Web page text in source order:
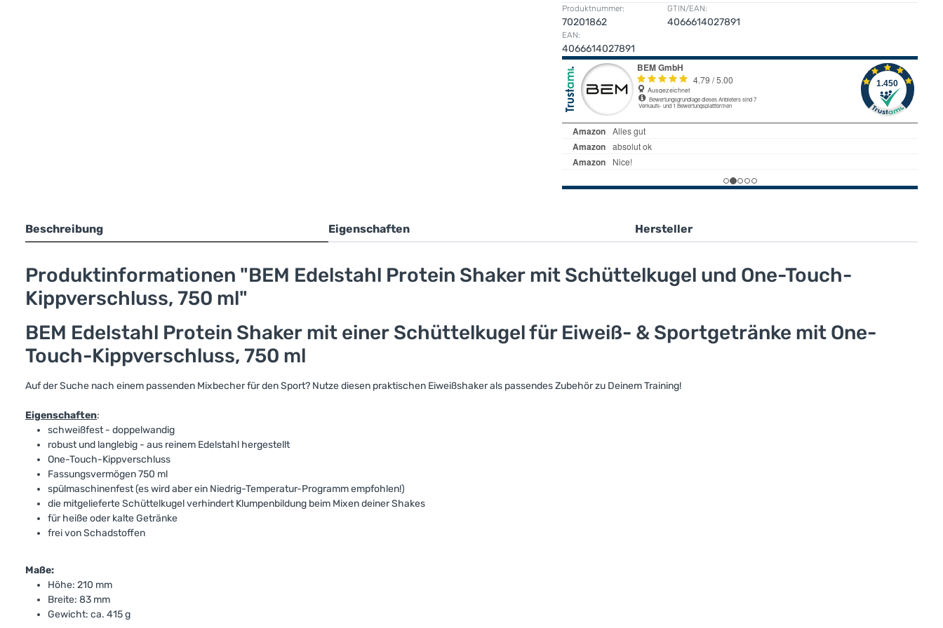
Produktnummer:
70201862
GTIN/EAN:
4066614027891
EAN:
4066614027891
Beschreibung Eigenschaften Hersteller
Produktinformationen "BEM Edelstahl Protein Shaker mit Schüttelkugel und One-Touch-
Kippverschluss, 750 ml"
BEM Edelstahl Protein Shaker mit einer Schüttelkugel für Eiweiß- & Sportgetränke mit One-
Touch-Kippverschluss, 750 ml
Auf der Suche nach einem passenden Mixbecher für den Sport? Nutze diesen praktischen Eiweißshaker als passendes Zubehör zu Deinem Training!
Eigenschaften:
schweißfest - doppelwandig
robust und langlebig - aus reinem Edelstahl hergestellt
One-Touch-Kippverschluss
Fassungsvermögen 750 ml
spülmaschinenfest (es wird aber ein Niedrig-Temperatur-Programm empfohlen!)
die mitgelieferte Schüttelkugel verhindert Klumpenbildung beim Mixen deiner Shakes
für heiße oder kalte Getränke
frei von Schadstoffen
Maße:
Höhe: 210 mm
Breite: 83 mm
Gewicht: ca. 415 g